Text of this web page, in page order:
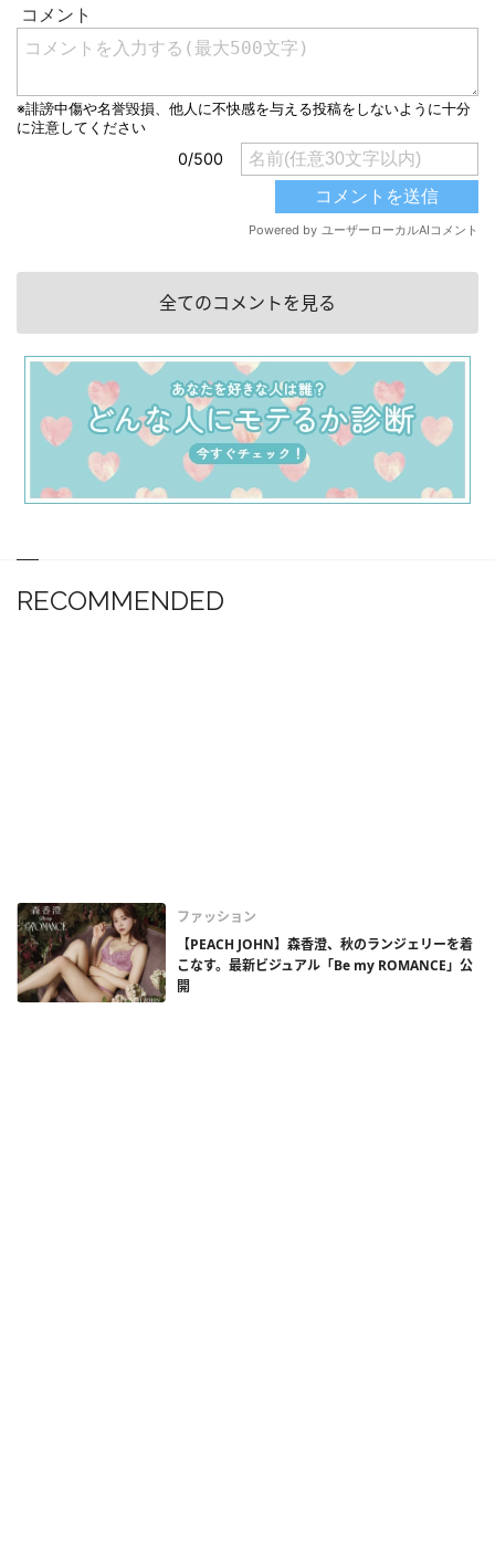
全てのコメントを見る
RECOMMENDED
ファッション
【PEACH JOHN】森香澄、秋のランジェリーを着
こなす。最新ビジュアル「Be my ROMANCE」公
開